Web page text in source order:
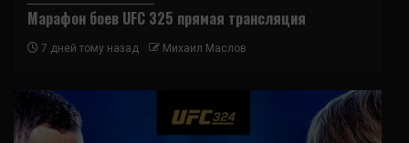
Марафон боев UFC 325 прямая трансляция
7 дней тому назад Михаил Маслов